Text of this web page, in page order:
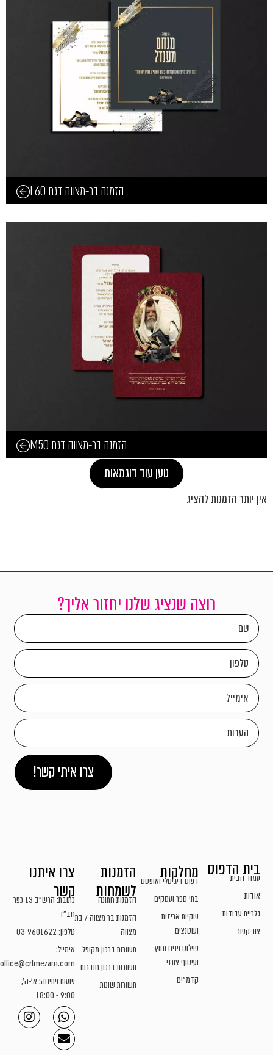
הזמנה בר-מצווה דגם L60
הזמנה בר-מצווה דגם M50
טען עוד דוגמאות
אין יותר הזמנות להציג
בית הדפוס
עמוד הבית
אודות
גלריית עבודות
צור קשר
מחלקות
דפוס דיגיטלי ואופסט
בתי ספר ועסקים
שקיות אריזות
ושטנצים
שילוט פנים וחוץ
ועיטוף צורני
קדמ"ים
הזמנות
לשמחות
הזמנות חתונה
הזמנות בר מצווה / בת
מצווה
תשורות ברכון מקופל
תשורות ברכון חוברות
תשורות שונות
צרו איתנו
קשר
כתובת: הרש"ב 13 כפר
חב"ד
טלפון: 03-9601622
אימייל:
office@crtmezam.com
שעות פתיחה: א'-ה',
9:00 - 18:00
רוצה שנציג שלנו יחזור אליך?
צרו איתי קשר!